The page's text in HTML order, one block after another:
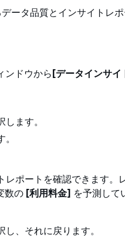
ータ品質とインサイトレ
ンドウから[データインサイ
します。
ポートを確認できます。
数の [利用料金] を予測して
、それに戻ります。